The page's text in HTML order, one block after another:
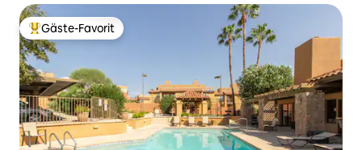
Beliebter Gäste-Favorit.
Gäste-Favorit